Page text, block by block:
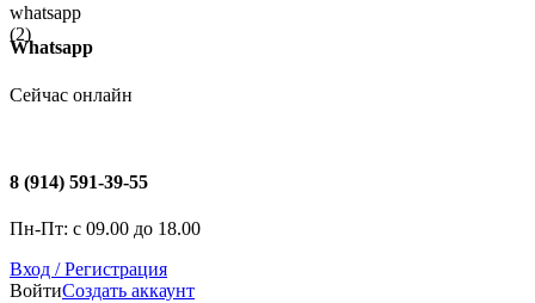
Whatsapp
Сейчас онлайн
8 (914) 591-39-55
Пн-Пт: с 09.00 до 18.00
Вход / Регистрация
ВойтиСоздать аккаунт